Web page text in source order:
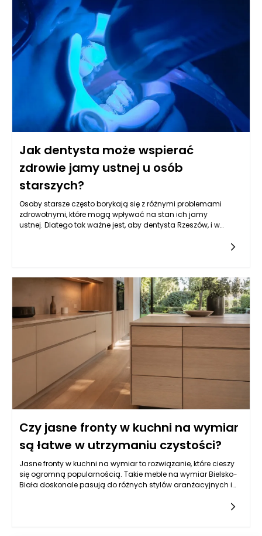
Jak dentysta może wspierać
zdrowie jamy ustnej u osób
starszych?
Osoby starsze często borykają się z różnymi problemami
zdrowotnymi, które mogą wpływać na stan ich jamy
ustnej. Dlatego tak ważne jest, aby dentysta Rzeszów, i w
schorzeń jamy ustnej, takich jak próchnica, choroby przyzębia
czy nowotwory. Współpraca z dentystą to nie tylko leczenie
problemów, ale także edukowanie pacjentów oraz ich bliskich
o odpowiedniej higienie jamy ustnej, co jest fundamentem
zdrowego uśmiechu.
Czy jasne fronty w kuchni na wymiar
są łatwe w utrzymaniu czystości?
Jasne fronty w kuchni na wymiar to rozwiązanie, które cieszy
się ogromną popularnością. Takie meble na wymiar Bielsko-
Biała doskonale pasują do różnych stylów aranżacyjnych i
praktyce jednak, wybór jasnych kolorów frontów kuchennych